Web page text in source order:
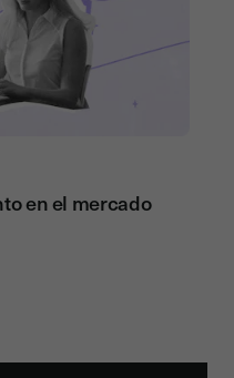
en el mercado